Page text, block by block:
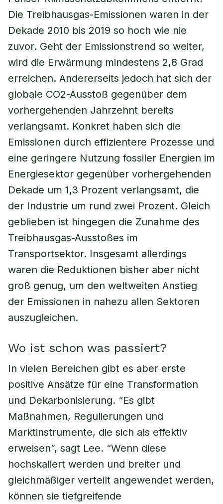
Die Treibhausgas-Emissionen waren in der
Dekade 2010 bis 2019 so hoch wie nie
zuvor. Geht der Emissionstrend so weiter,
wird die Erwärmung mindestens 2,8 Grad
erreichen. Andererseits jedoch hat sich der
globale CO2-Ausstoß gegenüber dem
vorhergehenden Jahrzehnt bereits
verlangsamt. Konkret haben sich die
Emissionen durch effizientere Prozesse und
eine geringere Nutzung fossiler Energien im
Energiesektor gegenüber vorhergehenden
Dekade um 1,3 Prozent verlangsamt, die
der Industrie um rund zwei Prozent. Gleich
geblieben ist hingegen die Zunahme des
Treibhausgas-Ausstoßes im
Transportsektor. Insgesamt allerdings
waren die Reduktionen bisher aber nicht
groß genug, um den weltweiten Anstieg
der Emissionen in nahezu allen Sektoren
auszugleichen.
Wo ist schon was passiert?
In vielen Bereichen gibt es aber erste
positive Ansätze für eine Transformation
und Dekarbonisierung. “Es gibt
Maßnahmen, Regulierungen und
Marktinstrumente, die sich als effektiv
erweisen”, sagt Lee. “Wenn diese
hochskaliert werden und breiter und
gleichmäßiger verteilt angewendet werden,
können sie tiefgreifende